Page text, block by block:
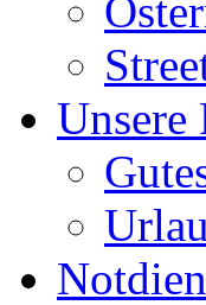
Unsere